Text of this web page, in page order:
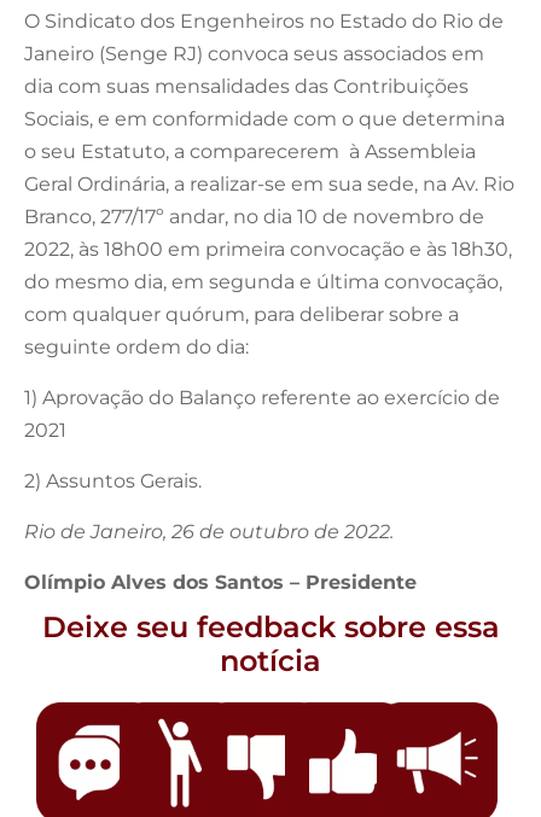
O Sindicato dos Engenheiros no Estado do Rio de
Janeiro (Senge RJ) convoca seus associados em
dia com suas mensalidades das Contribuições
Sociais, e em conformidade com o que determina
o seu Estatuto, a comparecerem à Assembleia
Geral Ordinária, a realizar-se em sua sede, na Av. Rio
Branco, 277/17º andar, no dia 10 de novembro de
2022, às 18h00 em primeira convocação e às 18h30,
do mesmo dia, em segunda e última convocação,
com qualquer quórum, para deliberar sobre a
seguinte ordem do dia:
1) Aprovação do Balanço referente ao exercício de
2021
2) Assuntos Gerais.
Rio de Janeiro, 26 de outubro de 2022.
Olímpio Alves dos Santos – Presidente
Deixe seu feedback sobre essa
notícia